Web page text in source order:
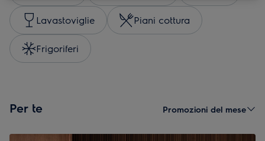
Lavastoviglie Piani cottura
Frigoriferi
Per te Promozioni del mese